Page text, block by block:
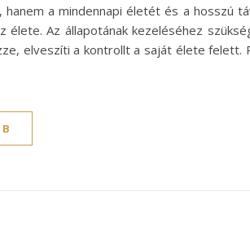
a mindennapi életét és a hosszú
Az állapotának kezeléséhez
elveszíti a kontrollt a saját élete felett.